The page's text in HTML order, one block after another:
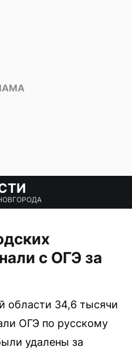
с ОГЭ за
области 34,6 тысячи
ОГЭ по русскому
удалены за